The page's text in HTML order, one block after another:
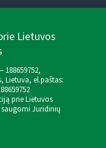
Lietuvos
Lietuva, el.paštas:
prie Lietuvos
Juridinių